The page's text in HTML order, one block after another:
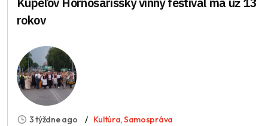
rokov
3 týždne ago Kultúra,Samospráva